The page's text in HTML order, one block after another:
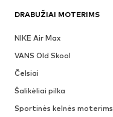
DRABUŽIAI MOTERIMS
NIKE Air Max
VANS Old Skool
Čelsiai
Šalikėliai pilka
Sportinės kelnės moterims